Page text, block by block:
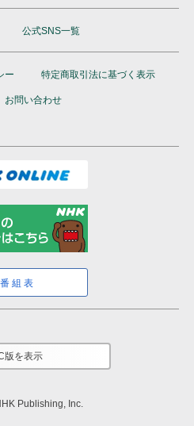
公式SNS一覧
ー 特定商取引法に基づく表示
お問い合わせ
番組表
版を表示
Publishing, Inc.